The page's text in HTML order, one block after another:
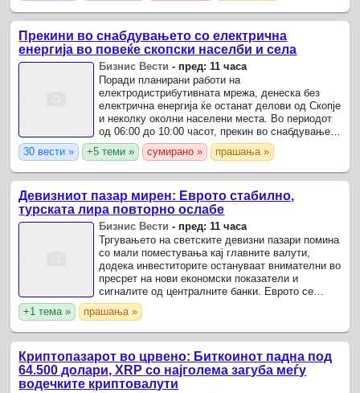
Прекини во снабдувањето со електрична
енергија во повеќе скопски населби и села
Бизнис Вести - пред: 11 часа
Поради планирани работи на
електродистрибутивната мрежа, денеска без
електрична енергија ќе останат делови од Скопје
и неколку околни населени места. Во периодот
од 06:00 до 10:00 часот, прекин во снабдувањето
ќе имаат населбите Колонија, Идризово, како и
дел од Јурумлери.
30 вести » +5 теми » сумирано » прашања »
Девизниот пазар мирен: Еврото стабилно,
турската лира повторно ослабе
Бизнис Вести - пред: 11 часа
Тргувањето на светските девизни пазари помина
со мали поместувања кај главните валути,
додека инвеститорите остануваат внимателни во
пресрет на нови економски показатели и
сигналите од централните банки. Еврото се
задржа речиси непроменето во однос на
американскиот долар и се ...
+1 тема » прашања »
Криптопазарот во црвено: Биткоинот падна под
64.500 долари, XRP со најголема загуба меѓу
водечките криптовалути